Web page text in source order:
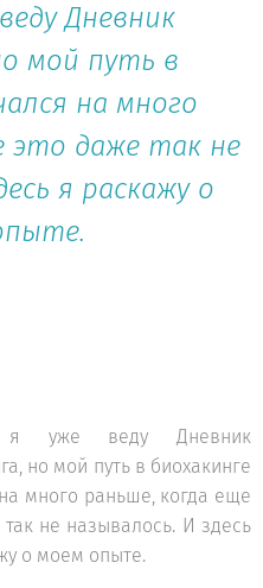
Дневник
мой путь в
на много
это даже так не
я раскажу о
я уже веду Дневник
но мой путь в биохакинге
много раньше, когда еще
не называлось. И здесь
о моем опыте.